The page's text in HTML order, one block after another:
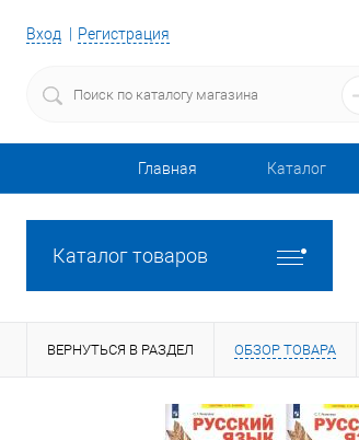
Вход Регистрация
Главная Каталог
Каталог товаров
ВЕРНУТЬСЯ В РАЗДЕЛ ОБЗОР ТОВАРА